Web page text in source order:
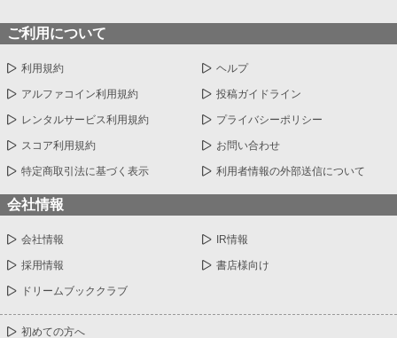
ご利用について
利用規約 ヘルプ
アルファコイン利用規約 投稿ガイドライン
レンタルサービス利用規約 プライバシーポリシー
スコア利用規約 お問い合わせ
特定商取引法に基づく表示 利用者情報の外部送信について
会社情報
会社情報 IR情報
採用情報 書店様向け
ドリームブッククラブ
初めての方へ